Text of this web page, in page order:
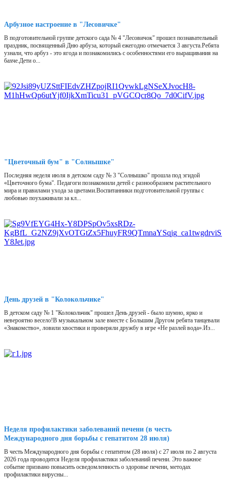
Арбузное настроение в "Лесовичке"
В подготовительной группе детского сада № 4 "Лесовичок" прошел познавательный
праздник, посвященный Дню арбуза, который ежегодно отмечается 3 августа.Ребята
узнали, что арбуз - это ягода и познакомились с особенностями его выращивания на
бахче.Дети о...
"Цветочный бум" в "Солнышке"
Последняя неделя июля в детском саду № 3 "Солнышко" прошла под эгидой
«Цветочного бума". Педагоги познакомили детей с разнообразием растительного
мира и правилами ухода за цветами.Воспитанники подготовительной группы с
любовью поухаживали за кл...
День друзей в "Колокольчике"
В детском саду № 1 "Колокольчик" прошел День друзей - было шумно, ярко и
невероятно весело!В музыкальном зале вместе с Большим Другом ребята танцевали
«Знакомство», ловили хвостики и проверяли дружбу в игре «Не разлей вода».Из...
Неделя профилактики заболеваний печени (в честь
Международного дня борьбы с гепатитом 28 июля)
В честь Международного дня борьбы с гепатитом (28 июля) с 27 июля по 2 августа
2026 года проводится Неделя профилактики заболеваний печени. Это важное
событие призвано повысить осведомленность о здоровье печени, методах
профилактики вирусны...